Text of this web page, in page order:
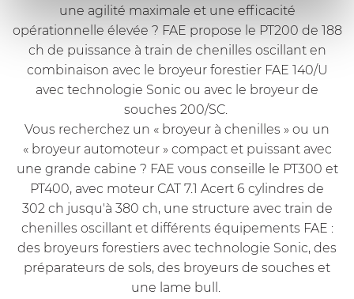
une agilité maximale et une efficacité
opérationnelle élevée ? FAE propose le PT200 de 188
ch de puissance à train de chenilles oscillant en
combinaison avec le broyeur forestier FAE 140/U
avec technologie Sonic ou avec le broyeur de
souches 200/SC.
Vous recherchez un « broyeur à chenilles » ou un
« broyeur automoteur » compact et puissant avec
une grande cabine ? FAE vous conseille le PT300 et
PT400, avec moteur CAT 7.1 Acert 6 cylindres de
302 ch jusqu'à 380 ch, une structure avec train de
chenilles oscillant et différents équipements FAE :
des broyeurs forestiers avec technologie Sonic, des
préparateurs de sols, des broyeurs de souches et
une lame bull.